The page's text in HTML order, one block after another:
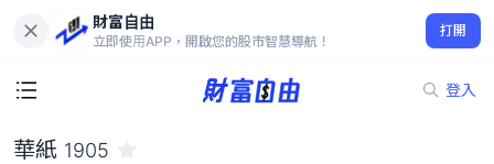
財富自由
立即使用APP，開啟您的股市智慧導航！
打開
登入
13.25
-1.85%
華紙 1905